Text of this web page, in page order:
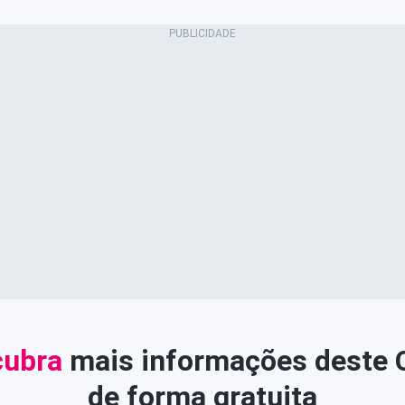
mais informações deste
de forma gratuita